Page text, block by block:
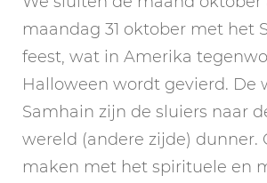
maandag 31 oktober met het
feest, wat in Amerika
Halloween wordt gevierd. De
Samhain zijn de sluiers naar
wereld (andere zijde) dunner.
maken met het spirituele en